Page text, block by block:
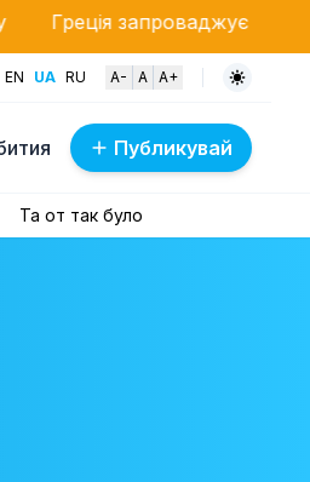
суворий
EN UA RU A- A A+
Публикувай
Та от так було